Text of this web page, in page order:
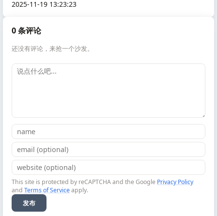
2025-11-19 13:23:23
0 条评论
还没有评论，来抢一个沙发。
This site is protected by reCAPTCHA and the Google Privacy Policy
and Terms of Serviceapply.
发布